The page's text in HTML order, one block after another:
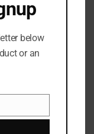
ilmu politik di
berwenang
yang lebih
Garda Revolusi
sedikit lebih
below
or an